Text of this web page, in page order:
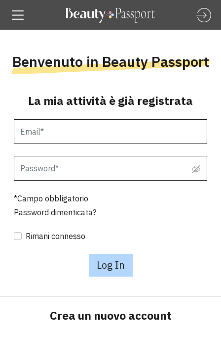
Benvenuto in Beauty Passport
La mia attività è già registrata
*Campo obbligatorio
Password dimenticata?
Rimani connesso
Log In
Crea un nuovo account